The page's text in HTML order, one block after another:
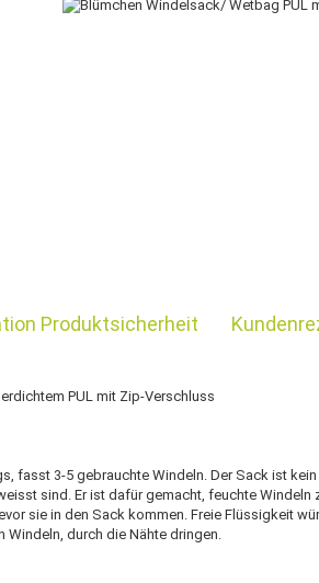
Produktsicherheit
PUL mit Zip-Verschluss
fasst 3-5 gebrauchte Windeln. Der Sack ist
sind. Er ist dafür gemacht, feuchte Windeln
sie in den Sack kommen. Freie Flüssigkeit
Windeln, durch die Nähte dringen.